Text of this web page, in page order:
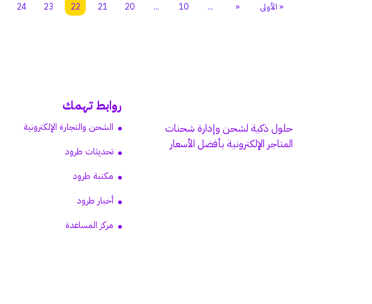
« الأولى «
...
10
...
20
21
22
23
24
حلول ذكية لشحن وإدارة شحنات
المتاجر الإلكترونية بأفضل الأسعار
روابط تهمك
الشحن والتجارة الإلكترونية
تحديثات طرود
مكتبة طرود
أخبار طرود
مركز المساعدة